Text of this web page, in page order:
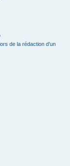
de la rédaction d’un